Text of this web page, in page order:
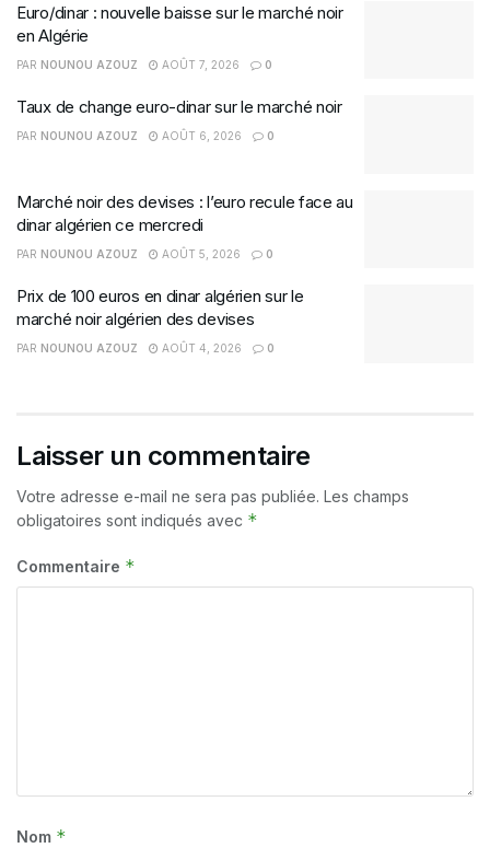
Euro/dinar : nouvelle baisse sur le marché noir
en Algérie
PAR NOUNOU AZOUZ AOÛT 7, 2026 0
Taux de change euro-dinar sur le marché noir
PAR NOUNOU AZOUZ AOÛT 6, 2026 0
Marché noir des devises : l’euro recule face au
dinar algérien ce mercredi
PAR NOUNOU AZOUZ AOÛT 5, 2026 0
Prix de 100 euros en dinar algérien sur le
marché noir algérien des devises
PAR NOUNOU AZOUZ AOÛT 4, 2026 0
Laisser un commentaire
Votre adresse e-mail ne sera pas publiée. Les champs
obligatoires sont indiqués avec *
Commentaire *
Nom *